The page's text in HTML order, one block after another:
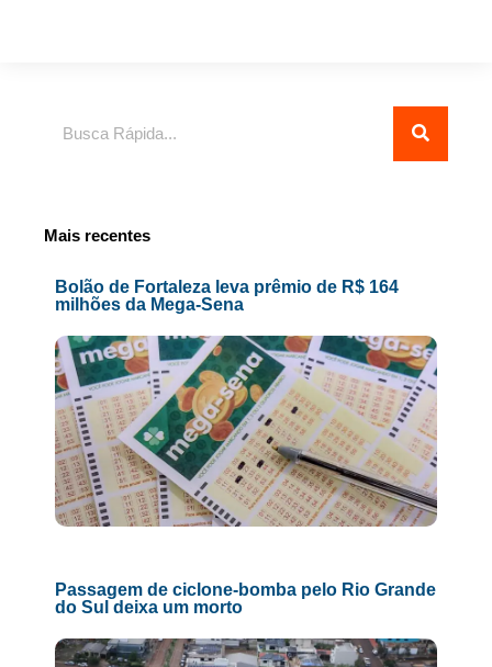
Mais recentes
Bolão de Fortaleza leva prêmio de R$ 164
milhões da Mega-Sena
Passagem de ciclone-bomba pelo Rio Grande
do Sul deixa um morto